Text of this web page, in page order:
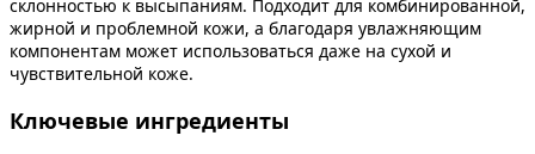
склонностью к высыпаниям. Подходит для комбинированной,
жирной и проблемной кожи, а благодаря увлажняющим
компонентам может использоваться даже на сухой и
чувствительной коже.
Ключевые ингредиенты